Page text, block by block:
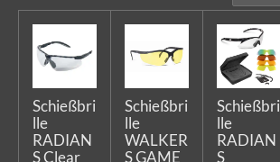
Schießbri
lle
RADIAN
S Clear
Schießbri
lle
WALKER
S GAME
Schießbri
lle
RADIAN
S